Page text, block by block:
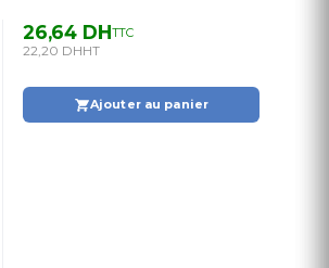
26,64 DHTTC
22,20 DHHT
Ajouter au panier